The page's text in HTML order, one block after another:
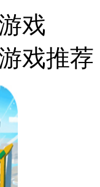
戏
戏推荐